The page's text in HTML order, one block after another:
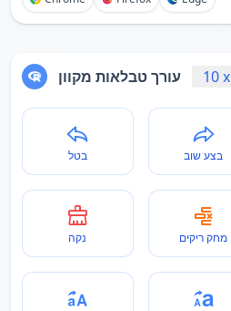
עורך טבלאות מקוון 10x
בטל בצע שוב
נקה מחק ריקים